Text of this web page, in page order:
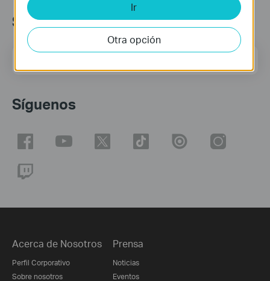
Suscripción
Dirección de correo
Síguenos
Acerca de Nosotros
Perfil Corporativo
Sobre nosotros
Prensa
Noticias
Eventos
Ir
Otra opción